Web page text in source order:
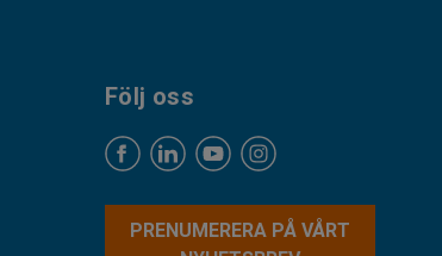
Följ oss
PRENUMERERA PÅ VÅRT